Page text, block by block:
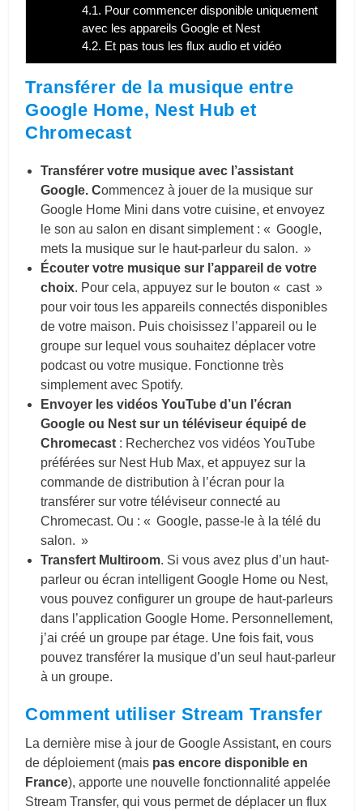
4.1. Pour commencer disponible uniquement
avec les appareils Google et Nest
4.2. Et pas tous les flux audio et vidéo
Transférer de la musique entre
Google Home, Nest Hub et
Chromecast
Transférer votre musique avec l’assistant
Google. Commencez à jouer de la musique sur
Google Home Mini dans votre cuisine, et envoyez
le son au salon en disant simplement : « Google,
mets la musique sur le haut-parleur du salon. »
Écouter votre musique sur l’appareil de votre
choix. Pour cela, appuyez sur le bouton « cast »
pour voir tous les appareils connectés disponibles
de votre maison. Puis choisissez l’appareil ou le
groupe sur lequel vous souhaitez déplacer votre
podcast ou votre musique. Fonctionne très
simplement avec Spotify.
Envoyer les vidéos YouTube d’un l’écran
Google ou Nest sur un téléviseur équipé de
Chromecast : Recherchez vos vidéos YouTube
préférées sur Nest Hub Max, et appuyez sur la
commande de distribution à l’écran pour la
transférer sur votre téléviseur connecté au
Chromecast. Ou : « Google, passe-le à la télé du
salon. »
Transfert Multiroom. Si vous avez plus d’un haut-
parleur ou écran intelligent Google Home ou Nest,
vous pouvez configurer un groupe de haut-parleurs
dans l’application Google Home. Personnellement,
j’ai créé un groupe par étage. Une fois fait, vous
pouvez transférer la musique d’un seul haut-parleur
à un groupe.
Comment utiliser Stream Transfer
La dernière mise à jour de Google Assistant, en cours
de déploiement (mais pas encore disponible en
France), apporte une nouvelle fonctionnalité appelée
Stream Transfer, qui vous permet de déplacer un flux